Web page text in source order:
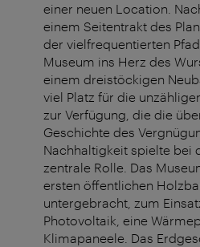
einer neuen Location.
einem Seitentrakt des
der vielfrequentierten
Museum ins Herz des
einem dreistöckigen
viel Platz für die
zur Verfügung, die die
Geschichte des
Nachhaltigkeit spielte bei
zentrale Rolle. Das
ersten öffentlichen
untergebracht, zum
Photovoltaik, eine
Klimapaneele. Das